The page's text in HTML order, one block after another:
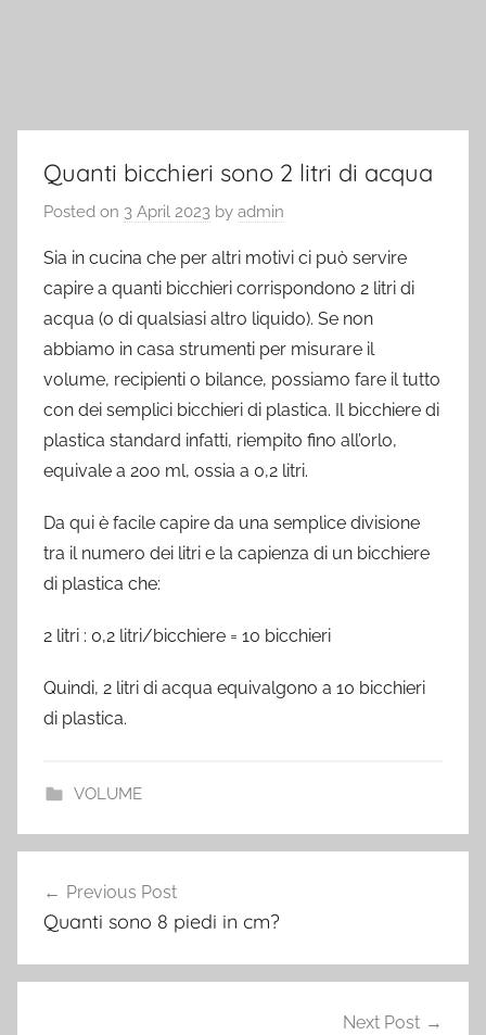
Quanti bicchieri sono 2 litri di acqua
Posted on 3 April 2023 by admin
Sia in cucina che per altri motivi ci può servire
capire a quanti bicchieri corrispondono 2 litri di
acqua (o di qualsiasi altro liquido). Se non
abbiamo in casa strumenti per misurare il
volume, recipienti o bilance, possiamo fare il tutto
con dei semplici bicchieri di plastica. Il bicchiere di
plastica standard infatti, riempito fino all’orlo,
equivale a 200 ml, ossia a 0,2 litri.
Da qui è facile capire da una semplice divisione
tra il numero dei litri e la capienza di un bicchiere
di plastica che:
2 litri : 0,2 litri/bicchiere = 10 bicchieri
Quindi, 2 litri di acqua equivalgono a 10 bicchieri
di plastica.
VOLUME
navigation
Previous Post
Quanti sono 8 piedi in cm?
Next Post